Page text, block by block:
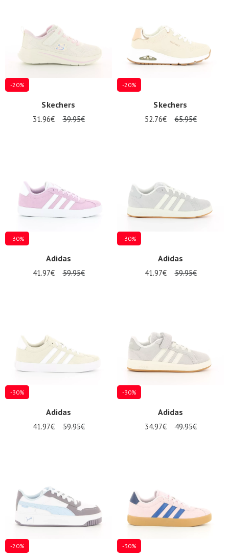
-20%
Skechers
31.96€ 39.95€
-20%
Skechers
52.76€ 65.95€
-30%
Adidas
41.97€ 59.95€
-30%
Adidas
41.97€ 59.95€
-30%
Adidas
41.97€ 59.95€
-30%
Adidas
34.97€ 49.95€
-20% -30%